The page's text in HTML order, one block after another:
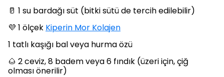
🥛 1 su bardağı süt (bitki sütü de tercih edilebilir)
💜 1 ölçek Kiperin Mor Kolajen
1 tatlı kaşığı bal veya hurma özü
🌰 2 ceviz, 8 badem veya 6 fındık (üzeri için, çiğ
olması önerilir)